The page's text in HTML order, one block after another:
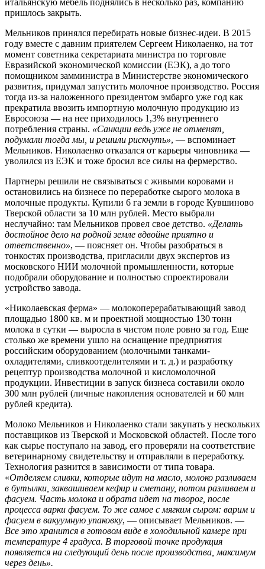
итальянскую мебель поднялись в несколько раз, компанию
пришлось закрыть.
Мельников принялся перебирать новые бизнес-идеи. В 2015
году вместе с давним приятелем Сергеем Николаенко, на тот
момент советника секретариата министра по торговле
Евразийской экономической комиссии (ЕЭК), а до того
помощником замминистра в Министерстве экономического
развития, придумал запустить молочное производство. Россия
тогда из-за наложенного президентом эмбарго уже год как
прекратила ввозить импортную молочную продукцию из
Евросоюза — на нее приходилось 1,3% внутреннего
потребления страны. «Санкции ведь уже не отменят,
подумали тогда мы, и решили рискнуть», — вспоминает
Мельников. Николаенко отказался от карьеры чиновника —
уволился из ЕЭК и тоже бросил все силы на фермерство.
Партнеры решили не связываться с живыми коровами и
остановились на бизнесе по переработке сырого молока в
молочные продукты. Купили 6 га земли в городе Кувшиново
Тверской области за 10 млн рублей. Место выбрали
неслучайно: там Мельников провел свое детство. «Делать
достойное дело на родной земле вдвойне приятно и
ответственно», — поясняет он. Чтобы разобраться в
тонкостях производства, пригласили двух экспертов из
московского НИИ молочной промышленности, которые
подобрали оборудование и полностью спроектировали
устройство завода.
«Николаевская ферма» — молокоперерабатывающий завод
площадью 1800 кв. м и проектной мощностью 130 тонн
молока в сутки — выросла в чистом поле ровно за год. Еще
столько же времени ушло на оснащение предприятия
российским оборудованием (молочными танками-
охладителями, сливкоотделителями и т. д.) и разработку
рецептур производства молочной и кисломолочной
продукции. Инвестиции в запуск бизнеса составили около
300 млн рублей (личные накопления основателей и 60 млн
рублей кредита).
Молоко Мельников и Николаенко стали закупать у нескольких
поставщиков из Тверской и Московской областей. После того
как сырье поступало на завод, его проверяли на соответствие
ветеринарному свидетельству и отправляли в переработку.
Технология разнится в зависимости от типа товара.
«Отделяем сливки, которые идут на масло, молоко разливаем
в бутылки, заквашиваем кефир и сметану, потом разливаем и
фасуем. Часть молока и обрата идет на творог, после
процесса варки фасуем. То же самое с мягким сыром: варим и
фасуем в вакуумную упаковку, — описывает Мельников. —
Все это хранится в готовом виде в холодильной камере при
температуре 4 градуса. В торговой точке продукция
появляется на следующий день после производства, максимум
через день».